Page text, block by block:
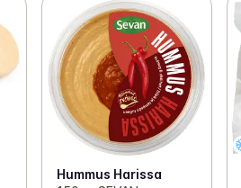
Hummus Harissa